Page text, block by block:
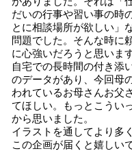
だいの行事や習い事の時
とに相談場所が欲しい」
問題でした。そんな時に
に心強いだろうと思います
自宅での長時間の付き添
のデータがあり、今回母
われているお母さんお父
てほしい。もっとこうい
から思いました。
イラストを通してより多
この企画が届くと嬉しい